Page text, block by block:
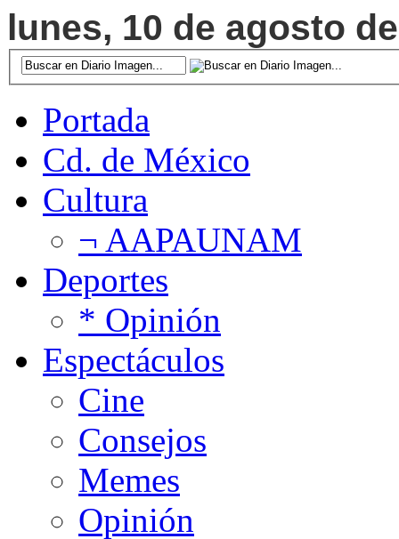
lunes, 10 de agosto
Portada
Cd. de México
Cultura
¬ AAPAUNAM
Deportes
* Opinión
Espectáculos
Cine
Consejos
Memes
Opinión